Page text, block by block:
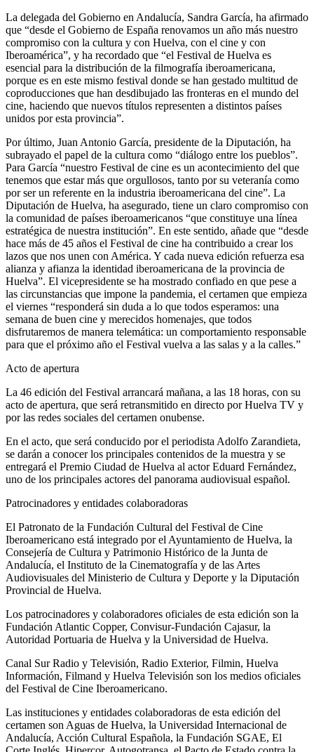
La delegada del Gobierno en Andalucía, Sandra García, ha afirmado
que “desde el Gobierno de España renovamos un año más nuestro
compromiso con la cultura y con Huelva, con el cine y con
Iberoamérica”, y ha recordado que “el Festival de Huelva es
esencial para la distribución de la filmografía iberoamericana,
porque es en este mismo festival donde se han gestado multitud de
coproducciones que han desdibujado las fronteras en el mundo del
cine, haciendo que nuevos títulos representen a distintos países
unidos por esta provincia”.
Por último, Juan Antonio García, presidente de la Diputación, ha
subrayado el papel de la cultura como “diálogo entre los pueblos”.
Para García “nuestro Festival de cine es un acontecimiento del que
tenemos que estar más que orgullosos, tanto por su veteranía como
por ser un referente en la industria iberoamericana del cine”. La
Diputación de Huelva, ha asegurado, tiene un claro compromiso con
la comunidad de países iberoamericanos “que constituye una línea
estratégica de nuestra institución”. En este sentido, añade que “desde
hace más de 45 años el Festival de cine ha contribuido a crear los
lazos que nos unen con América. Y cada nueva edición refuerza esa
alianza y afianza la identidad iberoamericana de la provincia de
Huelva”. El vicepresidente se ha mostrado confiado en que pese a
las circunstancias que impone la pandemia, el certamen que empieza
el viernes “responderá sin duda a lo que todos esperamos: una
semana de buen cine y merecidos homenajes, que todos
disfrutaremos de manera telemática: un comportamiento responsable
para que el próximo año el Festival vuelva a las salas y a la calles.”
Acto de apertura
La 46 edición del Festival arrancará mañana, a las 18 horas, con su
acto de apertura, que será retransmitido en directo por Huelva TV y
por las redes sociales del certamen onubense.
En el acto, que será conducido por el periodista Adolfo Zarandieta,
se darán a conocer los principales contenidos de la muestra y se
entregará el Premio Ciudad de Huelva al actor Eduard Fernández,
uno de los principales actores del panorama audiovisual español.
Patrocinadores y entidades colaboradoras
El Patronato de la Fundación Cultural del Festival de Cine
Iberoamericano está integrado por el Ayuntamiento de Huelva, la
Consejería de Cultura y Patrimonio Histórico de la Junta de
Andalucía, el Instituto de la Cinematografía y de las Artes
Audiovisuales del Ministerio de Cultura y Deporte y la Diputación
Provincial de Huelva.
Los patrocinadores y colaboradores oficiales de esta edición son la
Fundación Atlantic Copper, Convisur-Fundación Cajasur, la
Autoridad Portuaria de Huelva y la Universidad de Huelva.
Canal Sur Radio y Televisión, Radio Exterior, Filmin, Huelva
Información, Filmand y Huelva Televisión son los medios oficiales
del Festival de Cine Iberoamericano.
Las instituciones y entidades colaboradoras de esta edición del
certamen son Aguas de Huelva, la Universidad Internacional de
Andalucía, Acción Cultural Española, la Fundación SGAE, El